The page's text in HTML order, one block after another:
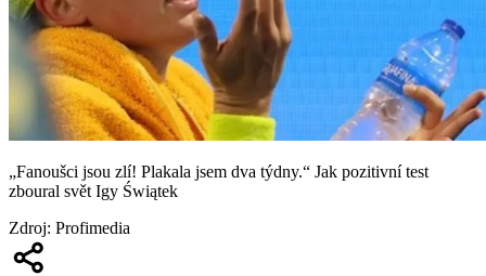
„Fanoušci jsou zlí! Plakala jsem dva týdny.“ Jak pozitivní test
zboural svět Igy Świątek
Zdroj: Profimedia